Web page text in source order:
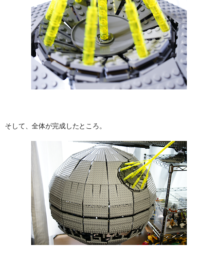
そして、全体が完成したところ。